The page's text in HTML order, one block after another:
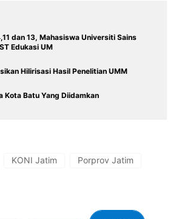
dan 13, Mahasiswa Universiti Sains
Edukasi UM
Hilirisasi Hasil Penelitian UMM
Kota Batu Yang Diidamkan
KONI Jatim Porprov Jatim